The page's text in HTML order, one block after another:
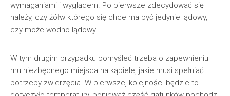
wymaganiami i wyglądem. Po pierwsze zdecydować się
należy, czy żółw którego się chce ma być jedynie lądowy,
czy może wodno-lądowy.
W tym drugim przypadku pomyśleć trzeba o zapewnieniu
mu niezbędnego miejsca na kąpiele, jakie musi spełniać
potrzeby zwierzęcia. W pierwszej kolejności będzie to